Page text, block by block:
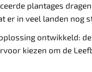
plantages
er in veel landen
ontwikkeld: de
kiezen om de